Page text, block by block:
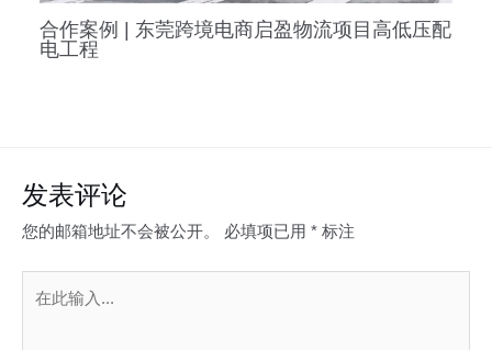
合作案例 | 东莞跨境电商启盈物流项目高低压配
电工程
发表评论
您的邮箱地址不会被公开。 必填项已用 * 标注